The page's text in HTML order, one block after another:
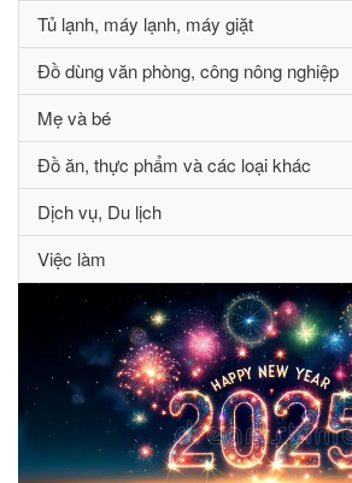
Tủ lạnh, máy lạnh, máy giặt
Đồ dùng văn phòng, công nông nghiệp
Mẹ và bé
Đồ ăn, thực phẩm và các loại khác
Dịch vụ, Du lịch
Việc làm